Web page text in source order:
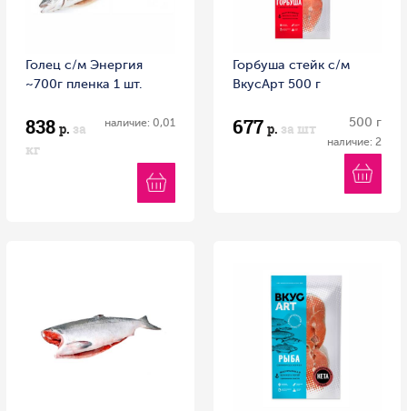
Голец с/м Энергия
~700г пленка 1 шт.
838 р. за
кг
наличие: 0,01
Горбуша стейк с/м
ВкусАрт 500 г
677 р. за шт 500 г
наличие: 2